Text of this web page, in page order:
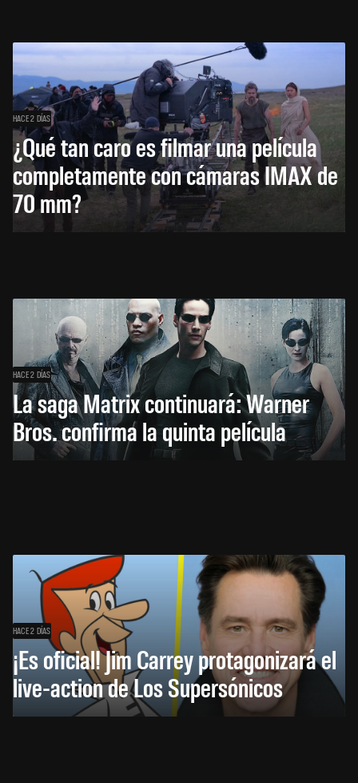
HACE 2 DÍAS
¿Qué tan caro es filmar una película
completamente con cámaras IMAX de
70 mm?
HACE 2 DÍAS
La saga Matrix continuará: Warner
Bros. confirma la quinta película
HACE 2 DÍAS
¡Es oficial! Jim Carrey protagonizará el
live-action de Los Supersónicos